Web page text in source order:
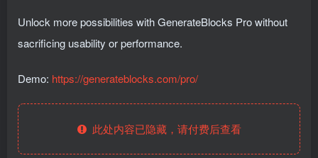
Unlock more possibilities with GenerateBlocks Pro without
sacrificing usability or performance.
Demo: https://generateblocks.com/pro/
此处内容已隐藏，请付费后查看